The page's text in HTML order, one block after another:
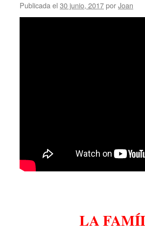
Publicada el 30 junio, 2017porJoan
LA